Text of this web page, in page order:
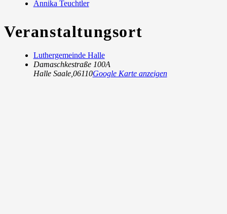
Annika Teuchtler
Veranstaltungsort
Luthergemeinde Halle
Damaschkestraße 100A
Halle Saale, 06110Google Karte anzeigen